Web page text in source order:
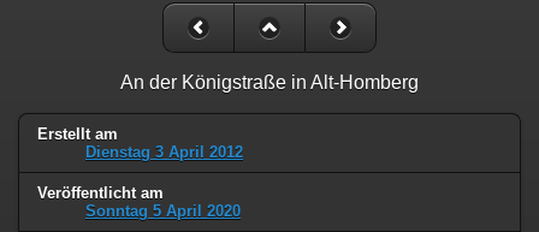
An der Königstraße in Alt-Homberg
Erstellt am
Dienstag 3 April 2012
Veröffentlicht am
Sonntag 5 April 2020